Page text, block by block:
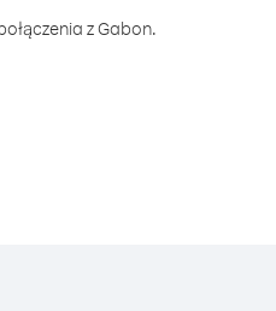
z Gabon.